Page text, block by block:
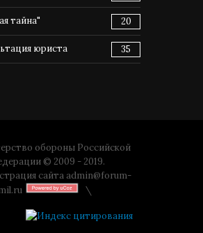
тайна" 20
юриста 35
обороны Российской
© 2009 - 2019.
сайта admin@forum-